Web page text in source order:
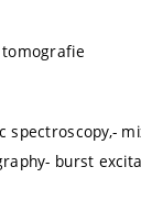
tomografie
spectroscopy,-
burst